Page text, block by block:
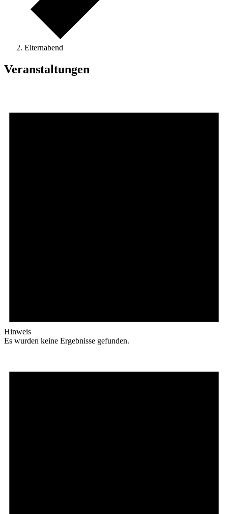
Elternabend
Veranstaltungen
Hinweis
Es wurden keine Ergebnisse gefunden.